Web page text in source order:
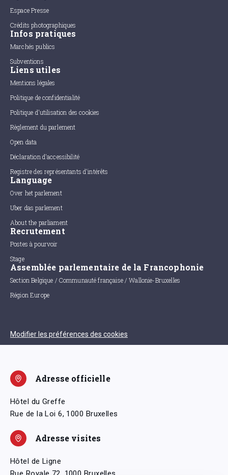
Espace Presse
Crédits photographiques
Infos pratiques
Marchés publics
Subventions
Liens utiles
Mentions légales
Politique de confidentialité
Politique d'utilisation des cookies
Règlement du parlement
Open data
Déclaration d'accessibilité
Registre des représentants d'intérêts
Language
Over het parlement
Uber das parlement
About the parliament
Recrutement
Postes à pourvoir
Stage
Assemblée parlementaire de la Francophonie
Section Belgique / Communauté française / Wallonie-Bruxelles
Région Europe
Modifier les préférences des cookies
Adresse officielle
Hôtel du Greffe
Rue de la Loi 6, 1000 Bruxelles
Adresse visites
Hôtel de Ligne